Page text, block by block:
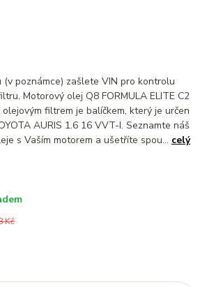
(v poznámce) zašlete VIN pro kontrolu
Motorový olej Q8 FORMULA ELITE C2
filtrem je balíčkem, který je určen
AURIS 1.6 16 VVT-I. Seznamte náš
s Vaším motorem a ušetříte spou... celý
Kč